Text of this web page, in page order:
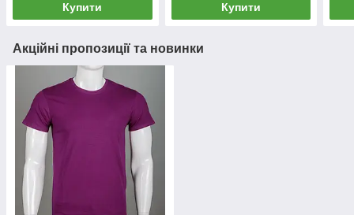
Купити Купити
Акційні пропозиції та новинки